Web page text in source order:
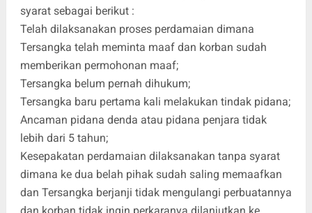
syarat sebagai berikut :
Telah dilaksanakan proses perdamaian dimana
Tersangka telah meminta maaf dan korban sudah
memberikan permohonan maaf;
Tersangka belum pernah dihukum;
Tersangka baru pertama kali melakukan tindak pidana;
Ancaman pidana denda atau pidana penjara tidak
lebih dari 5 tahun;
Kesepakatan perdamaian dilaksanakan tanpa syarat
dimana ke dua belah pihak sudah saling memaafkan
dan Tersangka berjanji tidak mengulangi perbuatannya